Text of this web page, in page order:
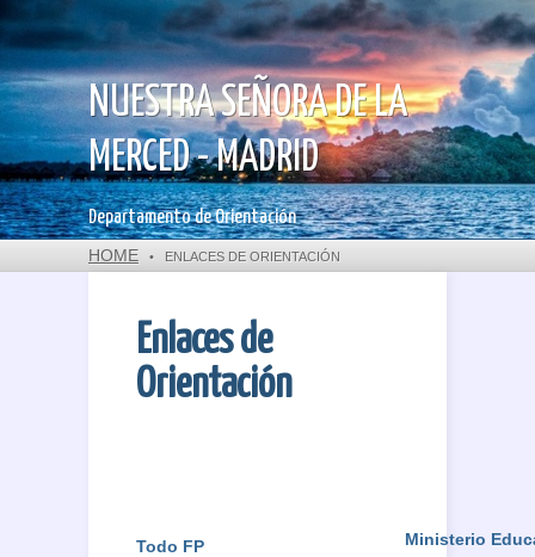
NUESTRA SEÑORA DE LA
MERCED - MADRID
Departamento de Orientación
HOME • ENLACES DE ORIENTACIÓN
Enlaces de
Orientación
Todo FP Ministerio